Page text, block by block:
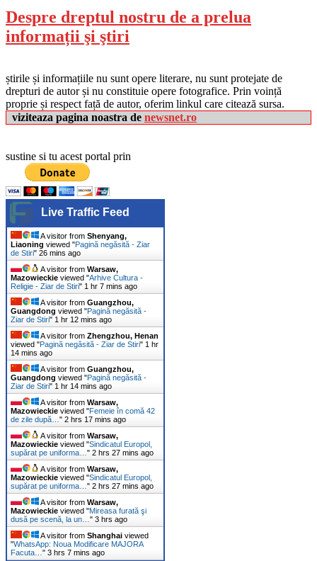
Despre dreptul nostru de a prelua
informații şi ştiri
știrile și informațiile nu sunt opere literare, nu sunt protejate de
drepturi de autor și nu constituie opere fotografice. Prin voință
proprie și respect față de autor, oferim linkul care citează sursa.
viziteaza pagina noastra de newsnet.ro
sustine si tu acest portal prin
Live Traffic Feed
A visitor from Shenyang,
Liaoning viewed "Pagină negăsită - Ziar
de Stiri" 26 mins ago
A visitor from Warsaw,
Mazowieckie viewed "Arhive Cultura -
Religie - Ziar de Stiri" 1 hr 8 mins ago
A visitor from Guangzhou,
Guangdong viewed "Pagină negăsită -
Ziar de Stiri" 1 hr 12 mins ago
A visitor from Zhengzhou, Henan
viewed "Pagină negăsită - Ziar de Stiri" 1 hr
14 mins ago
A visitor from Guangzhou,
Guangdong viewed "Pagină negăsită -
Ziar de Stiri" 1 hr 14 mins ago
A visitor from Warsaw,
Mazowieckie viewed "Femeie în comă 42
de zile după…" 2 hrs 17 mins ago
A visitor from Warsaw,
Mazowieckie viewed "Sindicatul Europol,
supărat pe uniforma…" 2 hrs 27 mins ago
A visitor from Warsaw,
Mazowieckie viewed "Sindicatul Europol,
supărat pe uniforma…" 2 hrs 27 mins ago
A visitor from Warsaw,
Mazowieckie viewed "Mireasa furată şi
dusă pe scenă, la un…" 3 hrs ago
A visitor from Shanghai viewed
"WhatsApp: Noua Modificare MAJORA
Facuta…" 3 hrs 7 mins ago